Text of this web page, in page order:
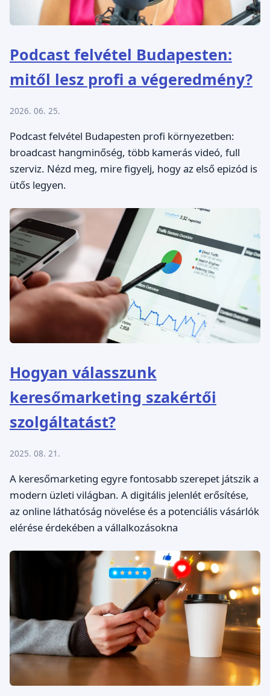
Podcast felvétel Budapesten:
mitől lesz profi a végeredmény?
2026. 06. 25.
Podcast felvétel Budapesten profi környezetben:
broadcast hangminőség, több kamerás videó, full
szerviz. Nézd meg, mire figyelj, hogy az első epizód is
ütős legyen.
Hogyan válasszunk
keresőmarketing szakértői
szolgáltatást?
2025. 08. 21.
A keresőmarketing egyre fontosabb szerepet játszik a
modern üzleti világban. A digitális jelenlét erősítése,
az online láthatóság növelése és a potenciális vásárlók
elérése érdekében a vállalkozásokna